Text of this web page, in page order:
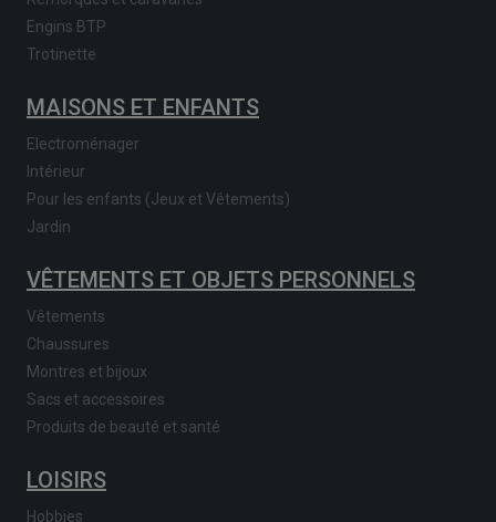
Engins BTP
Trotinette
MAISONS ET ENFANTS
Electroménager
Intérieur
Pour les enfants (Jeux et Vêtements)
Jardin
VÊTEMENTS ET OBJETS PERSONNELS
Vêtements
Chaussures
Montres et bijoux
Sacs et accessoires
Produits de beauté et santé
LOISIRS
Hobbies